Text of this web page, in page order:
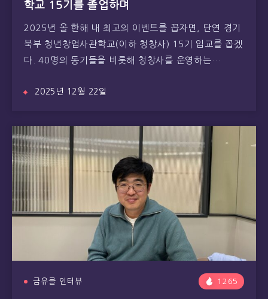
학교 15기를 졸업하며
2025년 올 한해 내 최고의 이벤트를 꼽자면, 단연 경기
북부 청년창업사관학교(이하 청창사) 15기 입교를 꼽겠
다. 40명의 동기들을 비롯해 청창사를 운영하는…
2025년 12월 22일
금유클 인터뷰 1265